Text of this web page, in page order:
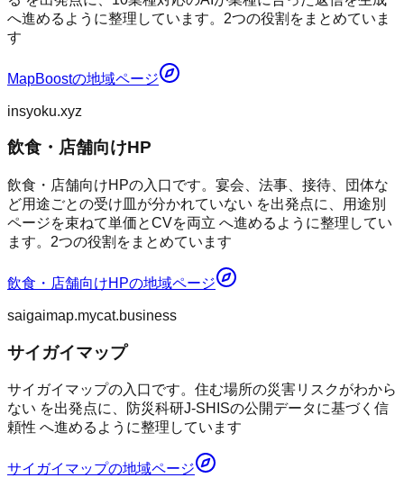
へ進めるように整理しています。2つの役割をまとめていま
す
MapBoostの地域ページ
insyoku.xyz
飲食・店舗向けHP
飲食・店舗向けHPの入口です。宴会、法事、接待、団体な
ど用途ごとの受け皿が分かれていない を出発点に、用途別
ページを束ねて単価とCVを両立 へ進めるように整理してい
ます。2つの役割をまとめています
飲食・店舗向けHPの地域ページ
saigaimap.mycat.business
サイガイマップ
サイガイマップの入口です。住む場所の災害リスクがわから
ない を出発点に、防災科研J-SHISの公開データに基づく信
頼性 へ進めるように整理しています
サイガイマップの地域ページ